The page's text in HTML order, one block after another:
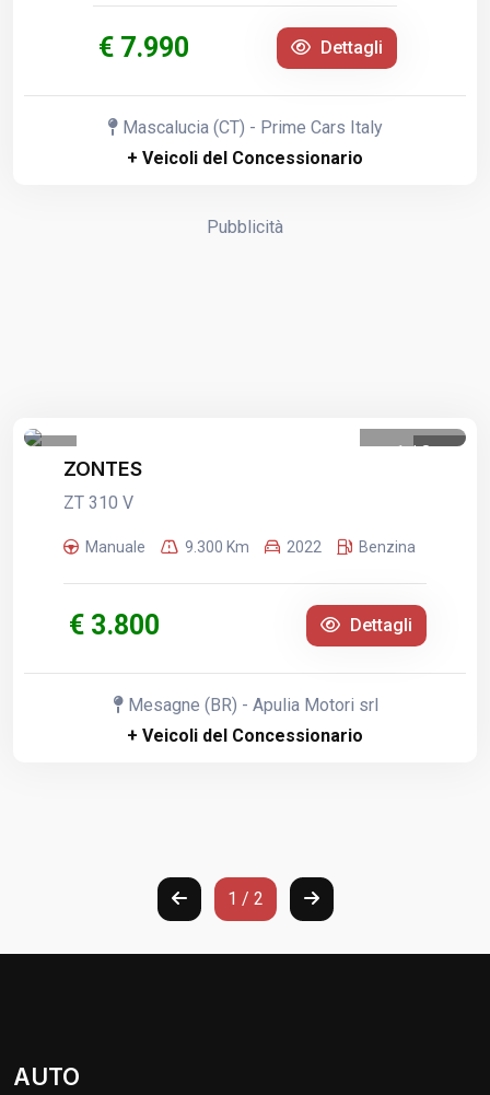
€ 7.990 Dettagli
Mascalucia (CT) - Prime Cars Italy
+ Veicoli del Concessionario
Pubblicità
1 /8
ZONTES
ZT 310 V
Manuale 9.300 Km 2022 Benzina
€ 3.800 Dettagli
Mesagne (BR) - Apulia Motori srl
+ Veicoli del Concessionario
1 / 2
AUTO